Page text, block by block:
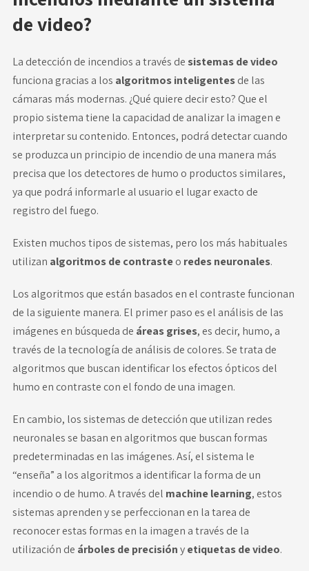
de video?
La detección de incendios a través de sistemas de video
funciona gracias a los algoritmos inteligentesde las
cámaras más modernas. ¿Qué quiere decir esto? Que el
propio sistema tiene la capacidad de analizar la imagen e
interpretar su contenido. Entonces, podrá detectar cuando
se produzca un principio de incendio de una manera más
precisa que los detectores de humo o productos similares,
ya que podrá informarle al usuario el lugar exacto de
registro del fuego.
Existen muchos tipos de sistemas, pero los más habituales
utilizan algoritmos de contrasteo redes neuronales.
Los algoritmos que están basados en el contraste funcionan
de la siguiente manera. El primer paso es el análisis de las
imágenes en búsqueda de áreas grises, es decir, humo, a
través de la tecnología de análisis de colores. Se trata de
algoritmos que buscan identificar los efectos ópticos del
humo en contraste con el fondo de una imagen.
En cambio, los sistemas de detección que utilizan redes
neuronales se basan en algoritmos que buscan formas
predeterminadas en las imágenes. Así, el sistema le
“enseña” a los algoritmos a identificar la forma de un
incendio o de humo. A través del machine learning, estos
sistemas aprenden y se perfeccionan en la tarea de
reconocer estas formas en la imagen a través de la
utilización de árboles de precisiónyetiquetas de video.